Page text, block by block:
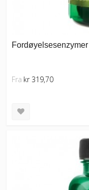
Fra kr 319,70